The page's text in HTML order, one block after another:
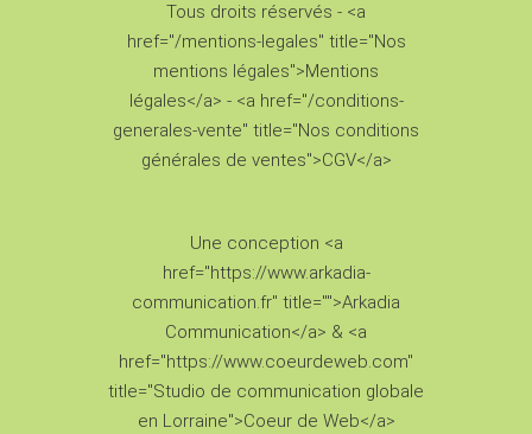
Tous droits réservés - <a
href="/mentions-legales" title="Nos
mentions légales">Mentions
légales</a> - <a href="/conditions-
generales-vente" title="Nos conditions
générales de ventes">CGV</a>
Une conception <a
href="https://www.arkadia-
communication.fr" title="">Arkadia
Communication</a> & <a
href="https://www.coeurdeweb.com"
title="Studio de communication globale
en Lorraine">Coeur de Web</a>